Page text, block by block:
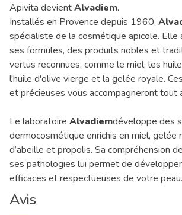
Apivita devientAlvadiem.
Installés en Provence depuis 1960,
spécialiste de la cosmétique apicole. Elle
ses formules, des produits nobles et
vertus reconnues, comme le miel, les
l'huile d'olive vierge et la gelée royale.
et précieuses vous accompagneront tout
Le laboratoire Alvadiemdéveloppe des
dermocosmétique enrichis en miel, gelée
d’abeille et propolis. Sa compréhension
ses pathologies lui permet de
efficaces et respectueuses de votre peau.
Avis